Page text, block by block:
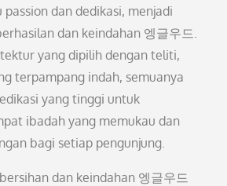
passion dan dedikasi, menjadi
dan keindahan 엥글우드.
yang dipilih dengan teliti,
terpampang indah, semuanya
yang tinggi untuk
ibadah yang memukau dan
bagi setiap pengunjung.
dan keindahan 엥글우드